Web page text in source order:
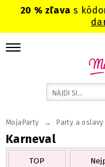
20 % zľavas
Karneval
MojaParty → Party a oslavy
TOP